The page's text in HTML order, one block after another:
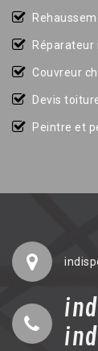
Couvreur
Devis
Peintre et